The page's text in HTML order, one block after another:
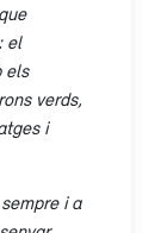
el
els
verds,
i
i a